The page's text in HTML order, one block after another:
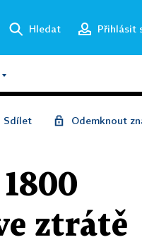
Hledat Přihlásit
Sdílet Odemknout
ztrátě